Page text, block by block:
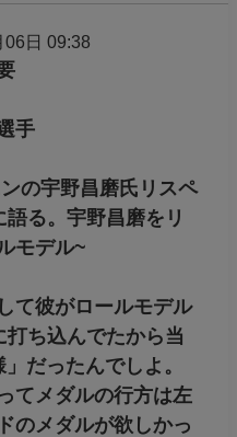
日 09:38
手
の宇野昌磨氏リスペ
る。宇野昌磨をリ
モデル~
て彼がロールモデル
ち込んでたから当
だったんでしよ。
てメダルの行方は左
のメダルが欲しかっ